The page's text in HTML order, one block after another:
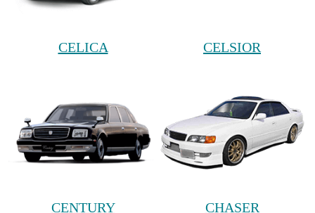
CELICA CELSIOR
CENTURY CHASER